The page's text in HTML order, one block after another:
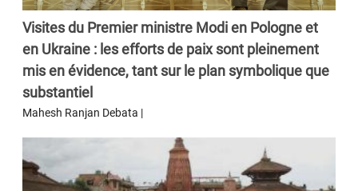
Visites du Premier ministre Modi en Pologne et
en Ukraine : les efforts de paix sont pleinement
mis en évidence, tant sur le plan symbolique que
substantiel
Mahesh Ranjan Debata |